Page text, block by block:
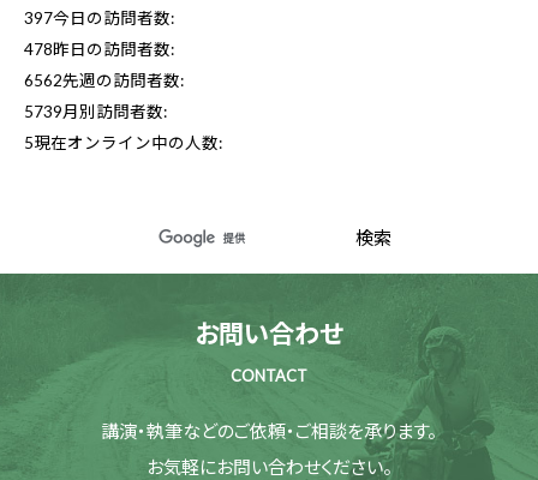
397今日の訪問者数:
478昨日の訪問者数:
6562先週の訪問者数:
5739月別訪問者数:
5現在オンライン中の人数:
お問い合わせ
CONTACT
講演・執筆などのご依頼・ご相談を承ります。
お気軽にお問い合わせください。